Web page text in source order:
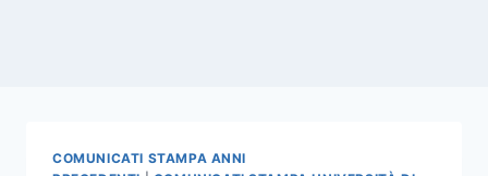
COMUNICATI STAMPA ANNI